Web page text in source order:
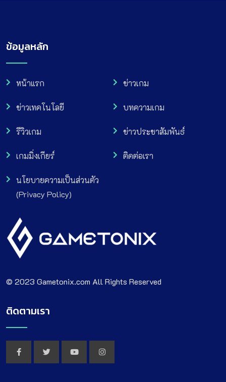
ข้อมูลหลัก
หน้าแรก ข่าวเกม
ข่าวเทคโนโลยี บทความเกม
รีวิวเกม ข่าวประชาสัมพันธ์
เกมมิ่งเกียร์ ติดต่อเรา
นโยบายความเป็นส่วนตัว
(Privacy Policy)
© 2023 Gametonix.com All Rights Reserved
ติดตามเรา